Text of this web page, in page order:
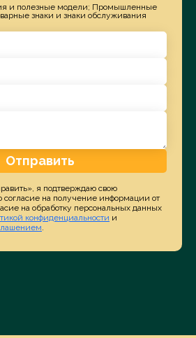
и полезные модели; Промышленные
знаки и знаки обслуживания
Отправить
я подтверждаю свою
согласие на получение информации от
на обработку персональных данных
конфиденциальности и
.